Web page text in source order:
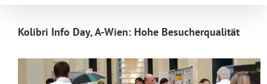
Kolibri Info Day, A-Wien: Hohe Besucherqualität